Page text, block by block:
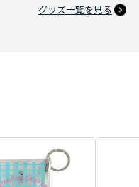
グッズ一覧を見る